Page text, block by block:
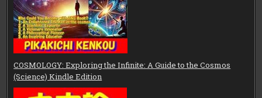
COSMOLOGY: Exploring the Infinite: A Guide to the Cosmos
(Science) Kindle Edition